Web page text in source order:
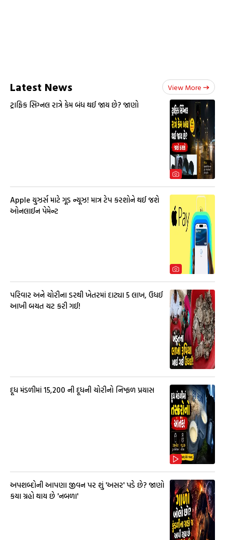
Latest News View More
ટ્રાફિક સિગ્નલ રાત્રે કેમ બંધ થઈ જાય છે? જાણો
Apple યુઝર્સ માટે ગૂડ ન્યૂઝ! માત્ર ટેપ કરશોને થઈ જશે
ઓનલાઈન પેમેન્ટ
પરિવાર અને ચોરીના ડરથી ખેતરમાં દાટ્યા ₹5 લાખ, ઉધઈ
આખી બચત ચટ કરી ગઈ!
દૂધ મંડળીમાં 15,200 ની દૂધની ચોરીનો નિષ્ફળ પ્રયાસ
અપશબ્દોની આપણા જીવન પર શું 'અસર' પડે છે? જાણો
કયા ગ્રહો થાય છે 'નબળા'